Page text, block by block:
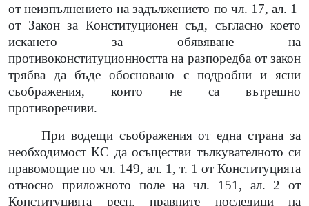
от неизпълнението на задължението по чл. 17, ал. 1
от Закон за Конституционен съд, съгласно което
искането за обявяване на
противоконституционността на разпоредба от закон
трябва да бъде обосновано с подробни и ясни
съображения, които не са вътрешно
противоречиви.
При водещи съображения от една страна за
необходимост КС да осъществи тълкувателното си
правомощие по чл. 149, ал. 1, т. 1 от Конституцията
относно приложното поле на чл. 151, ал. 2 от
Конституцията респ. правните последици на